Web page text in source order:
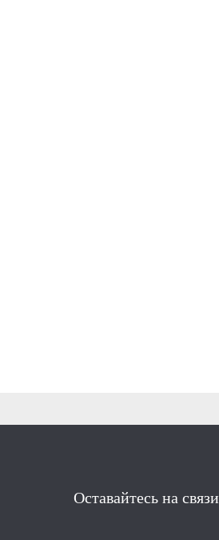
Оставайтесь на связи